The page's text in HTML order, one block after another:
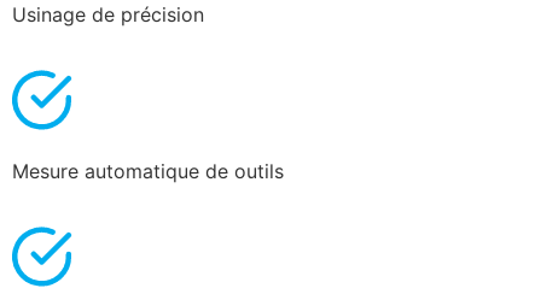
Usinage de précision
Mesure automatique de outils